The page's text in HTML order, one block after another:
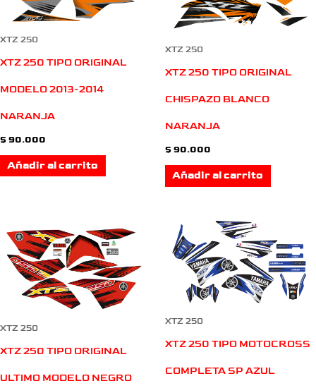
XTZ 250
XTZ 250 TIPO ORIGINAL
MODELO 2013-2014
NARANJA
$ 90.000
Añadir al carrito
XTZ 250
XTZ 250 TIPO ORIGINAL
CHISPAZO BLANCO
NARANJA
$ 90.000
Añadir al carrito
XTZ 250
XTZ 250 TIPO ORIGINAL
ULTIMO MODELO NEGRO
XTZ 250
XTZ 250 TIPO MOTOCROSS
COMPLETA SP AZUL